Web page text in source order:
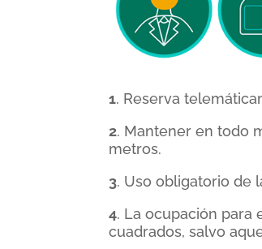
1. Reserva
2. Mantener en todo
metros.
3. Uso obligatorio de
4. La ocupación para
cuadrados, salvo